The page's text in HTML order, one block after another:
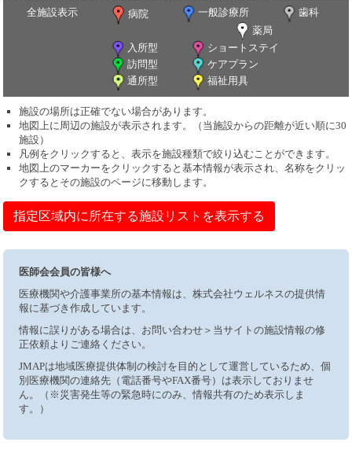
全施設表示 病院 一般診療所
歯科
薬局
入所型
ショートステイ
訪問型
ケアプラン
通所型
福祉用具
施設の場所は正確でない場合があります。
地図上に周辺の施設が表示されます。（当施設からの距離が近い順に30
施設）
凡例をクリックすると、表示を施設種類で絞り込むことができます。
地図上のマーカーをクリックすると基本情報が表示され、名称をクリッ
クするとその施設のページに移動します。
指定区域内に所在する施設リストを表示する
医師会会員の皆様へ
医療機関や介護事業所の基本情報は、株式会社ウェルネスの提供情
報に基づき作成しています。
情報に誤りがある場合は、お問い合わせ＞当サイトの施設情報の修
正依頼よりご連絡ください。
JMAPは地域医療提供体制の検討を目的として運営しているため、個
別医療機関の連絡先（電話番号やFAX番号）は表示しておりませ
ん。（※災害発生等の緊急時にのみ、情報共有のため表示しま
す。）